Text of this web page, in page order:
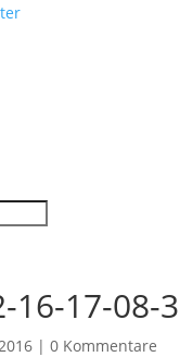
16-17-08-
|0 Kommentare